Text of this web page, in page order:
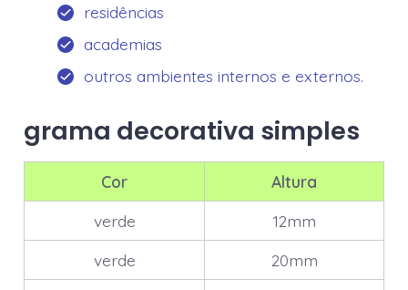
residências
academias
outros ambientes internos e externos.
grama decorativa simples
Cor
Altura
verde
12mm
verde
20mm